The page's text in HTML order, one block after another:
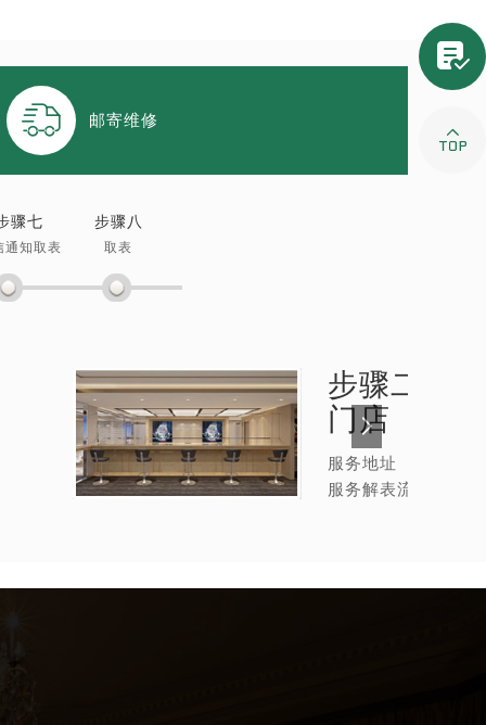
 邮寄维修
骤七
通知取表
步骤八
取表
步骤二：
门店
服务地址
服务解表流程

